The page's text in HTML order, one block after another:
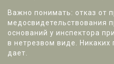
Важно понимать: отказ от
медосвидетельствования
оснований у инспектора
в нетрезвом виде.
дает.